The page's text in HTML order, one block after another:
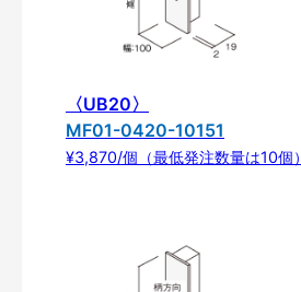
〈UB20〉
MF01-0420-10151
¥3,870/個（最低発注数量は10個）